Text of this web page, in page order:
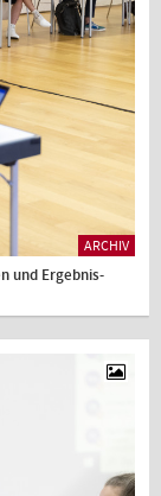
ARCHIV
und Ergebnis-